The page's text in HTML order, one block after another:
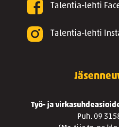
Talentia-lehti
Talentia-lehti
Työ- ja
Puh. 09